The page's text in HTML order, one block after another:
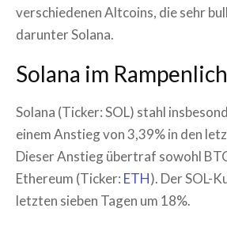
verschiedenen Altcoins, die sehr
darunter Solana.
Solana im
Solana (Ticker: SOL) stahl
einem Anstieg von 3,39% in den
Dieser Anstieg übertraf sowohl
Ethereum (Ticker: ETH). Der SOL-
letzten sieben Tagen um 18%.